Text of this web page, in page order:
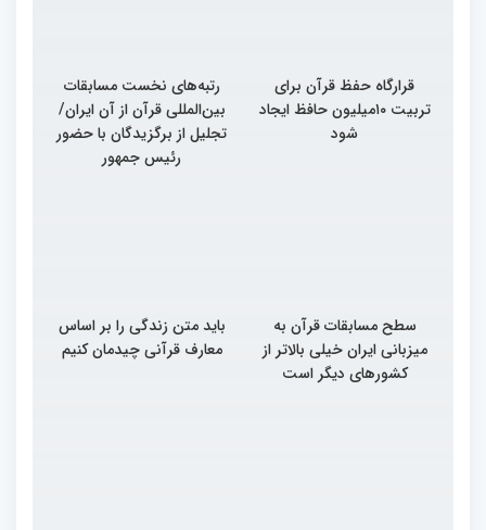
قرارگاه حفظ قرآن برای
تربیت ۱۰میلیون حافظ ایجاد
شود
رتبه‌های نخست مسابقات
بین‌المللی قرآن از آن ایران/
تجلیل از برگزیدگان با حضور
رئیس جمهور
سطح مسابقات قرآن به
میزبانی ایران خیلی بالاتر از
کشورهای دیگر است
باید متن زندگی را بر اساس
معارف قرآنی چیدمان کنیم